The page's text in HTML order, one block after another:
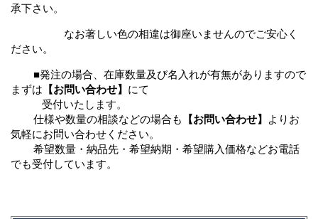
承下さい。
なお著しい色の相違は御座いませんのでご安心く
ださい。
■発注の場合、在庫数量及び名入れが有無がありますので
まずは 【お問い合わせ】 にて
受付いたします。
仕様や数量の相談などの場合も
【お問い合わせ】
よりお
気軽にお問い合わせください。
希望数量・納品先・希望納期・希望購入価格などお電話
でも受付しています。